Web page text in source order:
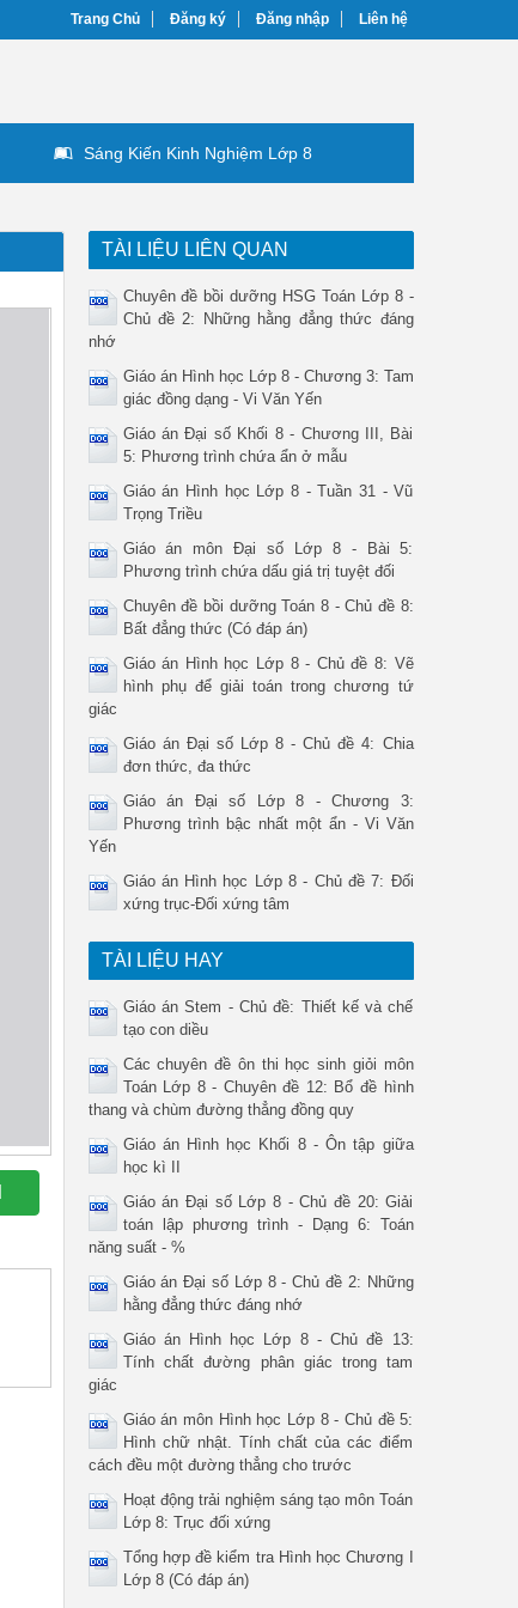
Trang Chủ Đăng ký Đăng nhập Liên hệ
Sáng Kiến Kinh Nghiệm Lớp 8
TÀI LIỆU LIÊN QUAN
Chuyên đề bồi dưỡng HSG Toán Lớp 8 -
Chủ đề 2: Những hằng đẳng thức đáng
nhớ
Giáo án Hình học Lớp 8 - Chương 3: Tam
giác đồng dạng - Vi Văn Yến
Giáo án Đại số Khối 8 - Chương III, Bài
5: Phương trình chứa ẩn ở mẫu
Giáo án Hình học Lớp 8 - Tuần 31 - Vũ
Trọng Triều
Giáo án môn Đại số Lớp 8 - Bài 5:
Phương trình chứa dấu giá trị tuyệt đối
Chuyên đề bồi dưỡng Toán 8 - Chủ đề 8:
Bất đẳng thức (Có đáp án)
Giáo án Hình học Lớp 8 - Chủ đề 8: Vẽ
hình phụ để giải toán trong chương tứ
giác
Giáo án Đại số Lớp 8 - Chủ đề 4: Chia
đơn thức, đa thức
Giáo án Đại số Lớp 8 - Chương 3:
Phương trình bậc nhất một ẩn - Vi Văn
Yến
Giáo án Hình học Lớp 8 - Chủ đề 7: Đối
xứng trục-Đối xứng tâm
TÀI LIỆU HAY
Giáo án Stem - Chủ đề: Thiết kế và chế
tạo con diều
Các chuyên đề ôn thi học sinh giỏi môn
Toán Lớp 8 - Chuyên đề 12: Bổ đề hình
thang và chùm đường thẳng đồng quy
Giáo án Hình học Khối 8 - Ôn tập giữa
học kì II
Giáo án Đại số Lớp 8 - Chủ đề 20: Giải
toán lập phương trình - Dạng 6: Toán
năng suất - %
Giáo án Đại số Lớp 8 - Chủ đề 2: Những
hằng đẳng thức đáng nhớ
Giáo án Hình học Lớp 8 - Chủ đề 13:
Tính chất đường phân giác trong tam
giác
Giáo án môn Hình học Lớp 8 - Chủ đề 5:
Hình chữ nhật. Tính chất của các điểm
cách đều một đường thẳng cho trước
Hoạt động trải nghiệm sáng tạo môn Toán
Lớp 8: Trục đối xứng
Tổng hợp đề kiểm tra Hình học Chương I
Lớp 8 (Có đáp án)